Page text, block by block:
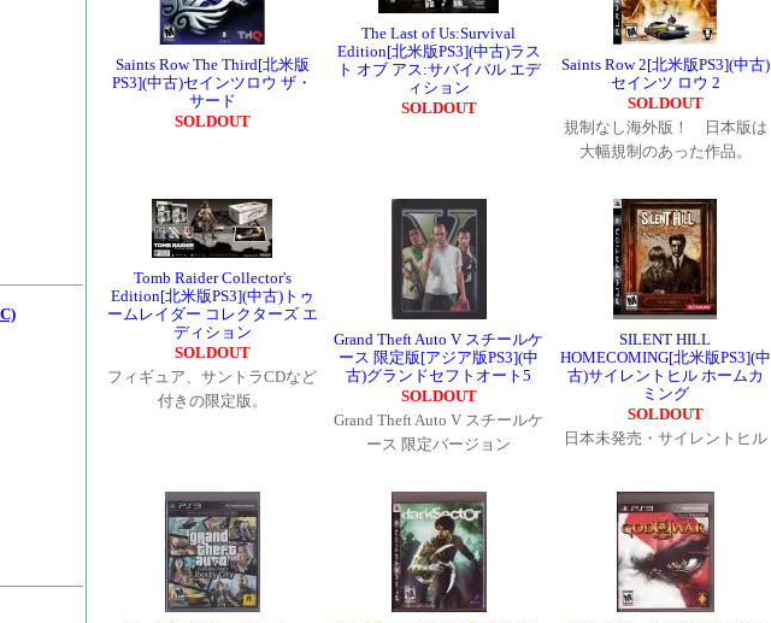
Saints Row The Third[北米版
PS3](中古)セインツロウ ザ・
サード
SOLDOUT
The Last of Us:Survival
Edition[北米版PS3](中古)ラス
ト オブ アス:サバイバル エデ
ィション
SOLDOUT
Saints Row 2[北米版PS3](中古)
セインツ ロウ 2
SOLDOUT
規制なし海外版！ 日本版は
大幅規制のあった作品。
Tomb Raider Collector's
Edition[北米版PS3](中古)トゥ
ームレイダー コレクターズ エ
ディション
SOLDOUT
フィギュア、サントラCDなど
付きの限定版。
Grand Theft Auto V スチールケ
ース 限定版[アジア版PS3](中
古)グランドセフトオート5
SOLDOUT
Grand Theft Auto V スチールケ
ース 限定バージョン
SILENT HILL
HOMECOMING[北米版PS3](中
古)サイレントヒル ホームカ
ミング
SOLDOUT
日本未発売・サイレントヒル